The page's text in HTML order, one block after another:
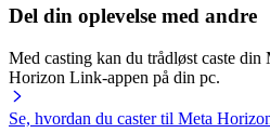
Del din oplevelse med andre
Med casting kan du trådløst caste din
Horizon Link-appen på din pc.
Se, hvordan du caster til Meta